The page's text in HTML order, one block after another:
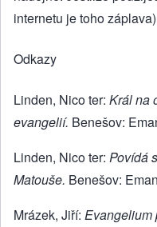
internetu je toho
Odkazy
Linden, Nico ter: Král na
evangelií. Benešov:
Linden, Nico ter: Povídá
Matouše. Benešov:
Mrázek, Jiří: Evangelium